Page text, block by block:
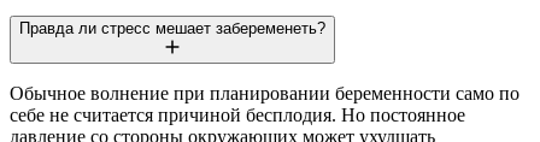
Правда ли стресс мешает забеременеть?
Обычное волнение при планировании беременности само по
себе не считается причиной бесплодия. Но постоянное
давление со стороны окружающих может ухудшать